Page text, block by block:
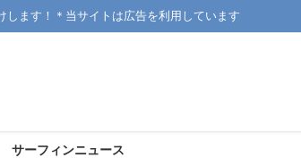
ます！＊当サイトは広告を利用しています
サーフィンニュース